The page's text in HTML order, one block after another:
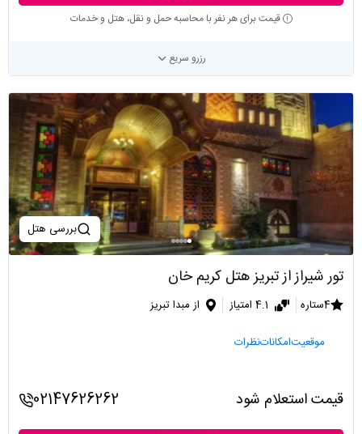
قیمت برای هر نفر با محاسبه حمل و نقل، هتل و خدمات
رزرو سریع
بررسی هتل
تور شیراز از تبریز هتل کریم خان
4ستاره 4.1 امتیاز از مبدا تبریز
موقعیتامکاناتنظرات
قیمت استعلام شود 02147626262